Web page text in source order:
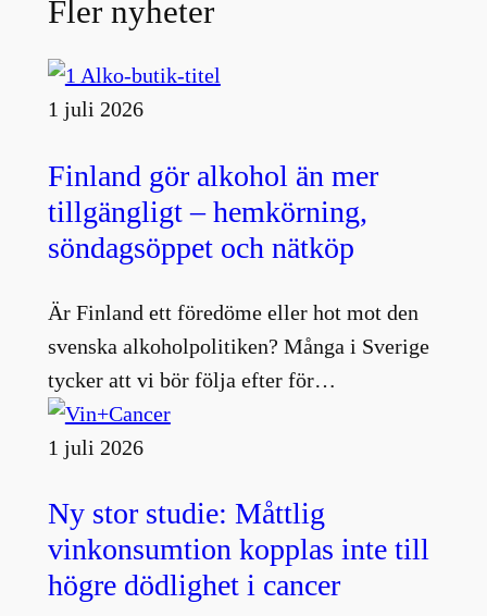
Fler nyheter
1 juli 2026
Finland gör alkohol än mer
tillgängligt – hemkörning,
söndagsöppet och nätköp
Är Finland ett föredöme eller hot mot den
svenska alkoholpolitiken? Många i Sverige
tycker att vi bör följa efter för…
1 juli 2026
Ny stor studie: Måttlig
vinkonsumtion kopplas inte till
högre dödlighet i cancer